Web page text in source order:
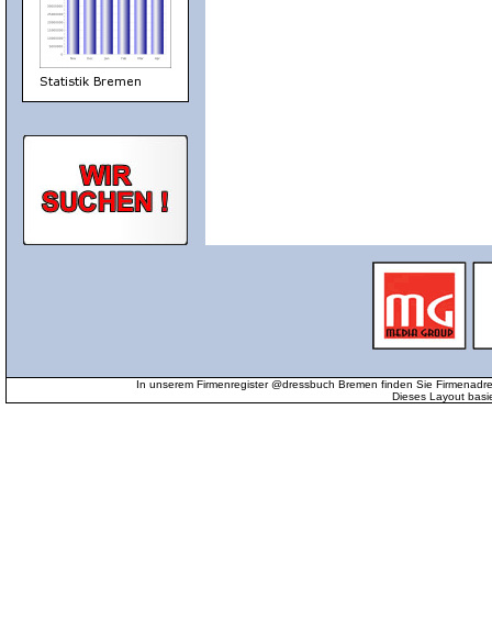
In unserem Firmenregister @dressbuch Bremen finden Sie
Dieses Layout